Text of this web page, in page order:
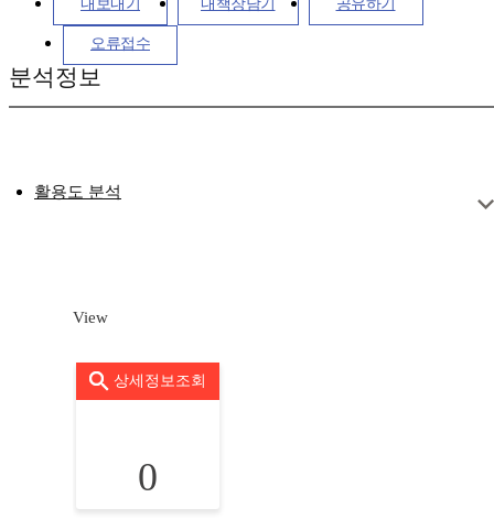
내보내기 내책장담기 공유하기
오류접수
분석정보
활용도 분석
View
상세정보조회
0